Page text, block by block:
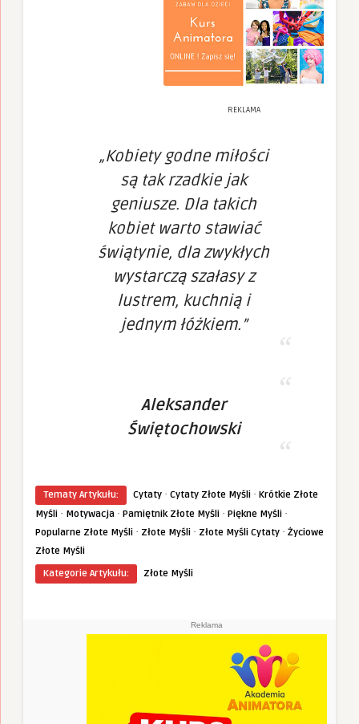
REKLAMA
„Kobiety godne miłości
są tak rzadkie jak
geniusze. Dla takich
kobiet warto stawiać
świątynie, dla zwykłych
wystarczą szałasy z
lustrem, kuchnią i
jednym łóżkiem.”
Aleksander
Świętochowski
Tematy Artykułu: Cytaty · Cytaty Złote Myśli · Krótkie Złote
Myśli · Motywacja · Pamiętnik Złote Myśli · Piękne Myśli ·
Popularne Złote Myśli · Złote Myśli · Złote Myśli Cytaty · Życiowe
Złote Myśli
Kategorie Artykułu:
Złote Myśli
Reklama